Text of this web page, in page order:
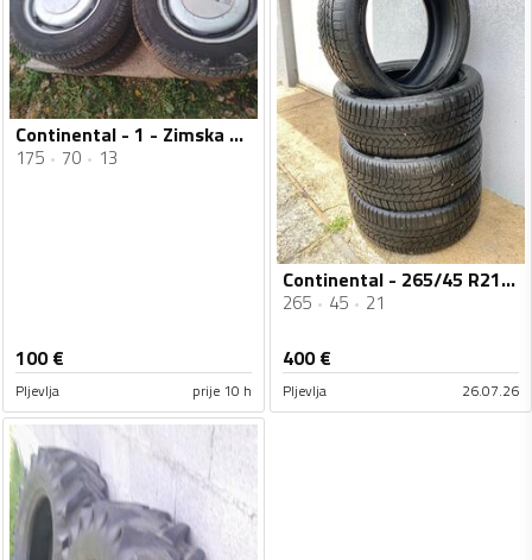
Continental - 1 - Zimska guma
175 70 13
100€
Pljevlja prije 10 h
Continental - 265/45 R21 - Zimska guma
265 45 21
400€
Pljevlja 26.07.26